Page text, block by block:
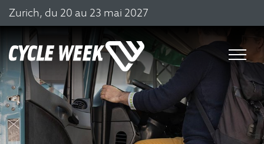
Zurich, du 20 au 23 mai 2027